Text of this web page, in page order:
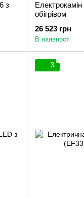
з
обігрівом
26 523 грн
В наявності
3